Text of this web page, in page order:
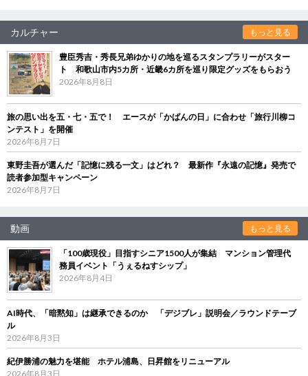
カルチャー もっと見る
豊臣秀吉・秀長兄弟ゆかりの地を巡るスタンプラリーがスター
ト 和歌山市内5カ所・近畿6カ所を巡り限定グッズをもらおう
2026年8月8日
旅の思い出を五・七・五で！ エースが「かばんの日」に合わせ「旅行川柳コ
ンテスト」を開催
2026年8月7日
東野圭吾が選んだ「記憶に残る一文」はどれ？ 最新作『永遠の記憶』発売で
読者参加型キャンペーン
2026年8月7日
動画 もっと見る
「100歳現役」目指すシニア1500人が集結 マンション管理代
務員イベント「うぇるねすシップ」
2026年8月4日
AI時代、「暗黙知」は継承できるのか 「デジブレ」説明会／ラウンドテーブ
ル
2026年8月3日
紀伊勝浦の魅力を堪能 ホテル浦島、日昇館をリニューアル
2026年8月3日